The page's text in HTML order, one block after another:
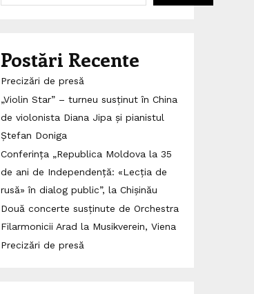
Postări Recente
Precizări de presă
„Violin Star” – turneu susținut în China
de violonista Diana Jipa și pianistul
Ștefan Doniga
Conferința „Republica Moldova la 35
de ani de Independență: «Lecția de
rusă» în dialog public”, la Chișinău
Două concerte susținute de Orchestra
Filarmonicii Arad la Musikverein, Viena
Precizări de presă